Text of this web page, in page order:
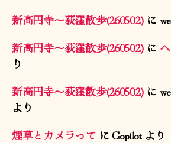
新高円寺〜荻窪散歩(260502)に
新高円寺〜荻窪散歩(260502)に
り
新高円寺〜荻窪散歩(260502)に
より
煙草とカメラってにCopilotより